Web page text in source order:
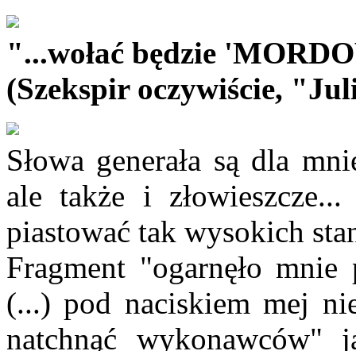
"...wołać będzie
(Szekspir oczywiście,
Słowa generała są dla
ale także i
piastować tak wysokich
Fragment "ogarnęło
(...) pod naciskiem mej
natchnąć